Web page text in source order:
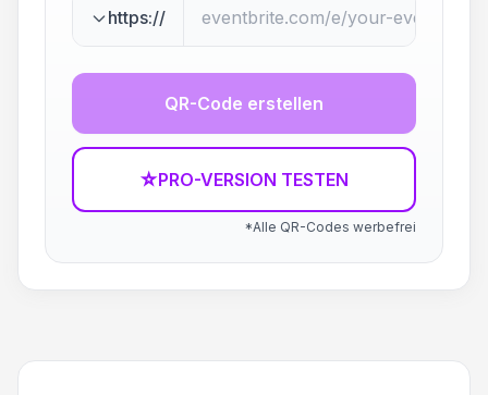
https://
QR-Code erstellen
☆PRO-VERSION TESTEN
*Alle QR-Codes werbefrei